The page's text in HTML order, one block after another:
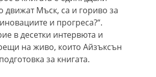
движат Мъск, са и гориво за
и прогреса?“.
в десетки интервюта и
на живо, които Айзъксън
за книгата.